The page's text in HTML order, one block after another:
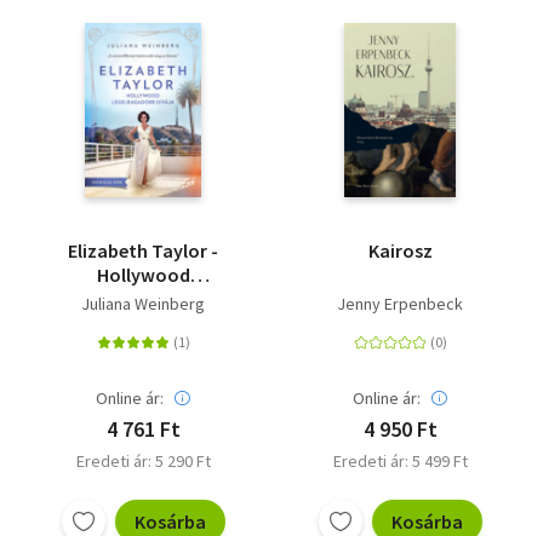
Elizabeth Taylor -
Hollywood
legelragadóbb dívája
Juliana Weinberg
Online ár:
4 761 Ft
Eredeti ár: 5 290 Ft
Kosárba
Kairosz
Jenny Erpenbeck
Online ár:
4 950 Ft
Eredeti ár: 5 499 Ft
Kosárba